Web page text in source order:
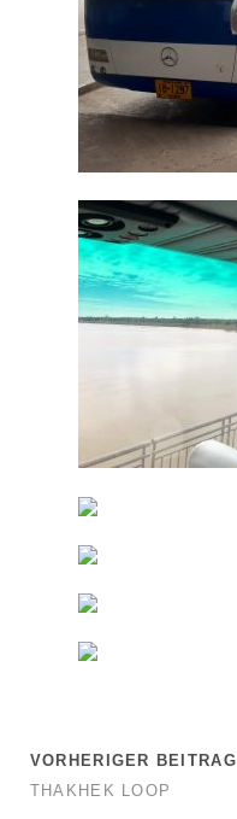
VORHERIGER BEITRAG
THAKHEK LOOP